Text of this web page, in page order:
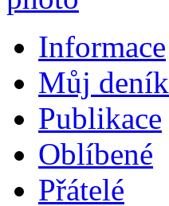
Informace
Můj deník
Publikace
Oblíbené
Přátelé